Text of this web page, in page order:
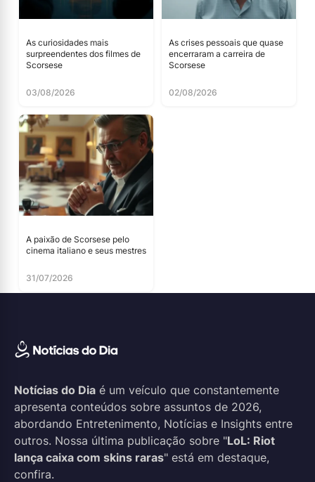
As curiosidades mais
surpreendentes dos filmes de
Scorsese
03/08/2026
As crises pessoais que quase
encerraram a carreira de
Scorsese
02/08/2026
A paixão de Scorsese pelo
cinema italiano e seus mestres
31/07/2026
Notícias do Dia é um veículo que constantemente
apresenta conteúdos sobre assuntos de 2026,
abordando Entretenimento, Notícias e Insights entre
outros. Nossa última publicação sobre "LoL: Riot
lança caixa com skins raras" está em destaque,
confira.